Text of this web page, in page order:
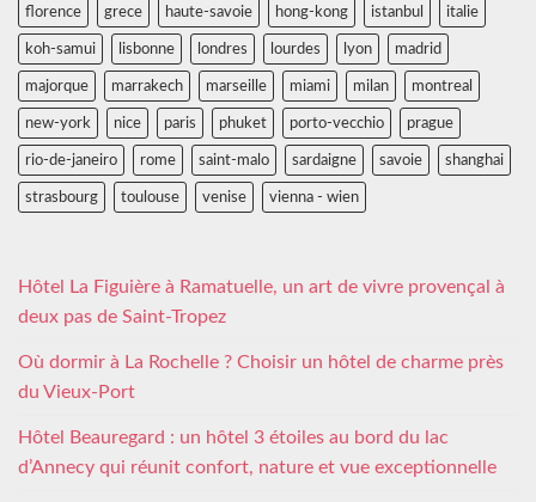
florence grece haute-savoie hong-kong istanbul italie
koh-samui lisbonne londres lourdes lyon madrid
majorque marrakech marseille miami milan montreal
new-york nice paris phuket porto-vecchio prague
rio-de-janeiro rome saint-malo sardaigne savoie shanghai
strasbourg toulouse venise vienna - wien
Hôtel La Figuière à Ramatuelle, un art de vivre provençal à
deux pas de Saint-Tropez
Où dormir à La Rochelle ? Choisir un hôtel de charme près
du Vieux-Port
Hôtel Beauregard : un hôtel 3 étoiles au bord du lac
d’Annecy qui réunit confort, nature et vue exceptionnelle